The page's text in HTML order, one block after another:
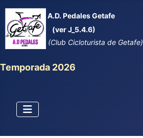
A.D. Pedales Getafe
(ver J_5.4.6)
(Club Cicloturista de Getafe)
Temporada 2026